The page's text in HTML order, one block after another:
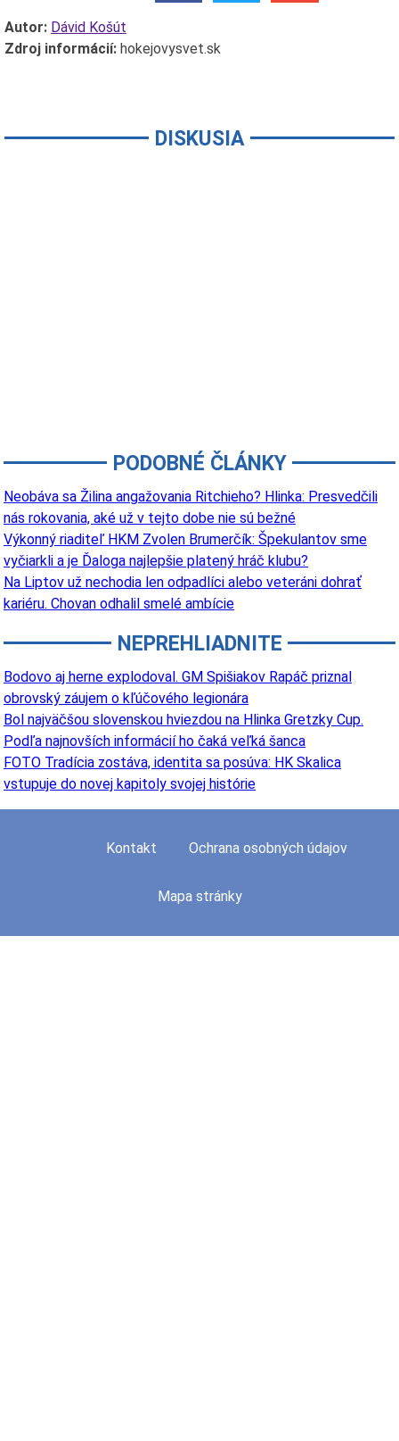
Autor: Dávid Košút
Zdroj informácií:hokejovysvet.sk
DISKUSIA
PODOBNÉ ČLÁNKY
Neobáva sa Žilina angažovania Ritchieho? Hlinka: Presvedčili
nás rokovania, aké už v tejto dobe nie sú bežné
Výkonný riaditeľ HKM Zvolen Brumerčík: Špekulantov sme
vyčiarkli a je Ďaloga najlepšie platený hráč klubu?
Na Liptov už nechodia len odpadlíci alebo veteráni dohrať
kariéru. Chovan odhalil smelé ambície
NEPREHLIADNITE
Bodovo aj herne explodoval. GM Spišiakov Rapáč priznal
obrovský záujem o kľúčového legionára
Bol najväčšou slovenskou hviezdou na Hlinka Gretzky Cup.
Podľa najnovších informácií ho čaká veľká šanca
FOTO Tradícia zostáva, identita sa posúva: HK Skalica
vstupuje do novej kapitoly svojej histórie
Kontakt Ochrana osobných údajov
Mapa stránky